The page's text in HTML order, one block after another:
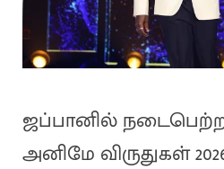
ஜப்பானில்
அனிமே விருதுகள்